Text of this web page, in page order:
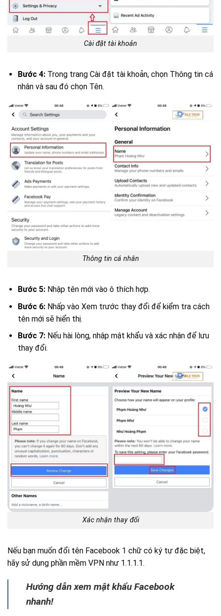
Cài đặt tài khoản
Bước 4:Trong trang Cài đặt tài khoản, chọn Thông tin cá
nhân và sau đó chọn Tên.
Thông tin cá nhân
Bước 5:Nhập tên mới vào ô thích hợp.
Bước 6:Nhấp vào Xem trước thay đổi để kiểm tra cách
tên mới sẽ hiển thị.
Bước 7:Nếu hài lòng, nhập mật khẩu và xác nhận để lưu
thay đổi.
Xác nhận thay đổi
Nếu bạn muốn đổi tên Facebook 1 chữ có ký tự đặc biệt,
hãy sử dụng phần mềm VPN như 1.1.1.1.
Hướng dẫn xem mật khẩu Facebook
nhanh!